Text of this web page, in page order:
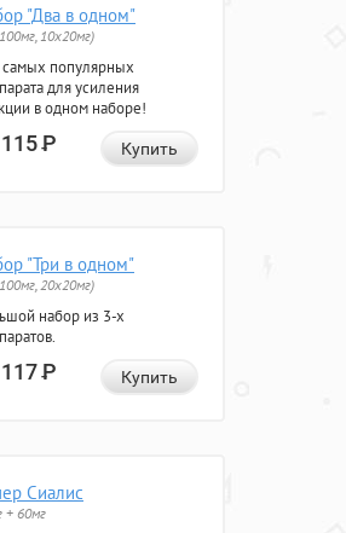
"Два в одном"
10x20мг)
популярных
для усиления
в одном наборе!
115Р Купить
"Три в одном"
20x20мг)
набор из 3-х
117Р Купить
Сиалис
+ 60мг